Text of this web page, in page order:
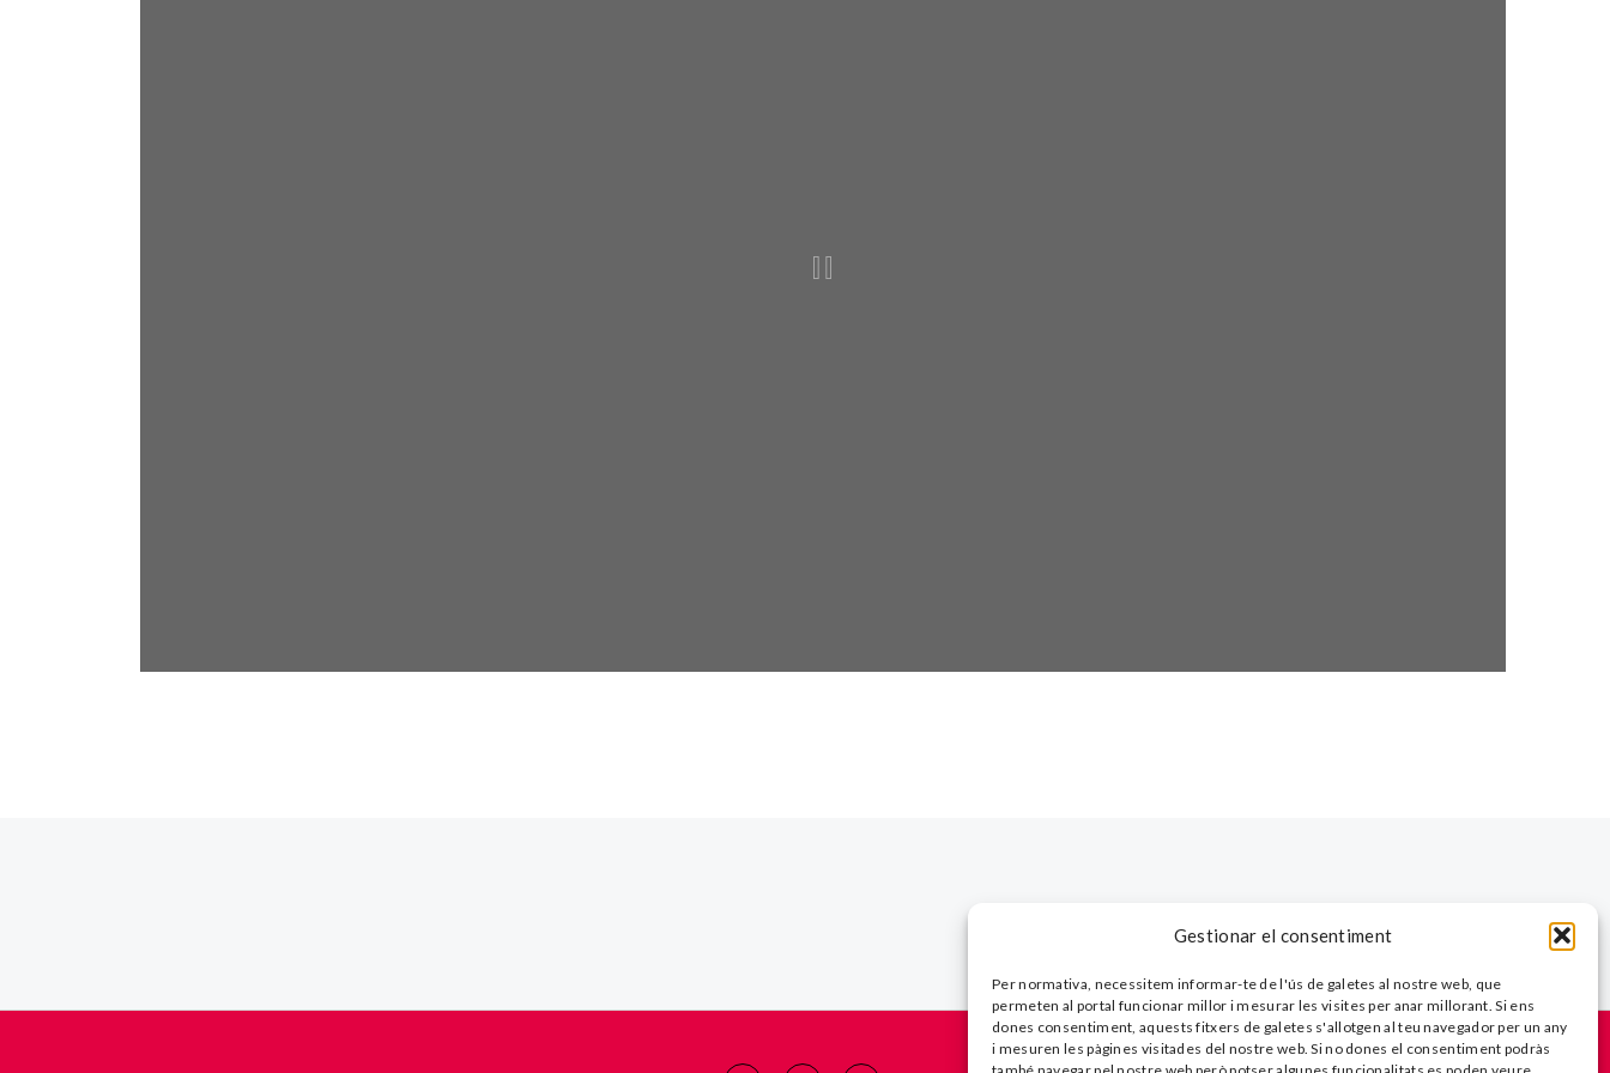
Gestionar el consentiment
Per normativa, necessitem informar-te de l'ús de galetes al nostre web, que
permeten al portal funcionar millor i mesurar les visites per anar millorant. Si ens
dones consentiment, aquests fitxers de galetes s'allotgen al teu navegador per un any
i mesuren les pàgines visitades del nostre web. Si no dones el consentiment podràs